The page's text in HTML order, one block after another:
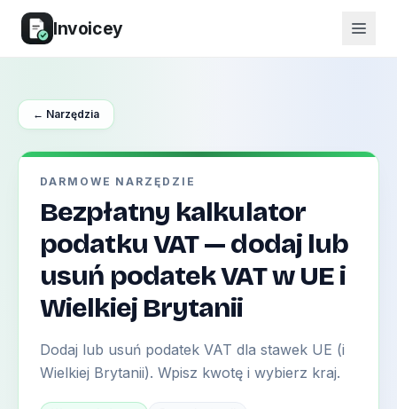
Invoicey
← Narzędzia
DARMOWE NARZĘDZIE
Bezpłatny kalkulator
podatku VAT — dodaj lub
usuń podatek VAT w UE i
Wielkiej Brytanii
Dodaj lub usuń podatek VAT dla stawek UE (i
Wielkiej Brytanii). Wpisz kwotę i wybierz kraj.